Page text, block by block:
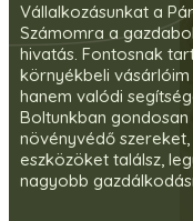
Vállalkozásunkat a
Számomra a
hivatás. Fontosnak
környékbeli
hanem valódi
Boltunkban
növényvédő
eszközöket találsz,
nagyobb